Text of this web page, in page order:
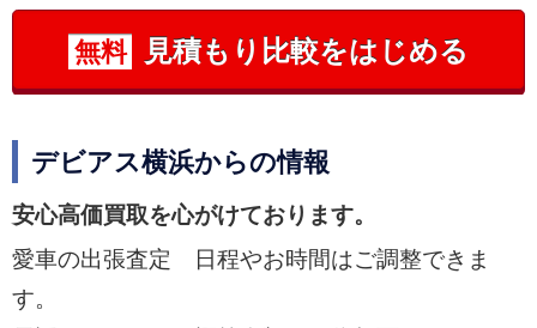
無料 見積もり比較をはじめる
デビアス横浜からの情報
安心高価買取を心がけております。
愛車の出張査定 日程やお時間はご調整できま
す。